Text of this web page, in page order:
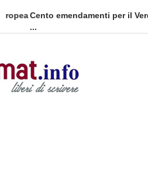
Cento emendamenti per il Verde